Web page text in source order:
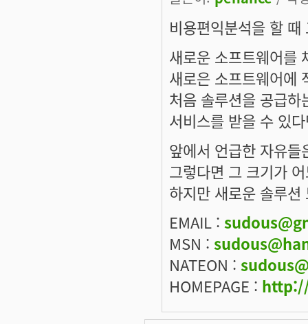
비용편익분석을 할
새로운 소프트웨어를
새로은 소프트웨어에
처음 솔루션을 공급
서비스를 받을 수 있
앞에서 언급한 자유
그렇다면 그 크기가
하지만 새로운 솔루
EMAIL :
MSN :
NATEON :
HOMEPAGE :